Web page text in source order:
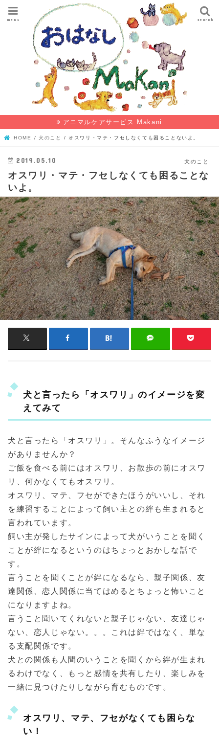
search
menu
アニマルケアサービス Makani
HOME 犬のこと オスワリ・マテ・フセしなくても困ることないよ。
犬のこと
2019.05.10
オスワリ・マテ・フセしなくても困ることな
いよ。
犬と言ったら「オスワリ」のイメージを変
えてみて
犬と言ったら「オスワリ」。そんなふうなイメージ
がありませんか？
ご飯を食べる前にはオスワリ、お散歩の前にオスワ
リ、何かなくてもオスワリ。
オスワリ、マテ、フセができたほうがいいし、それ
を練習することによって飼い主との絆も生まれると
言われています。
飼い主が発したサインによって犬がいうことを聞く
ことが絆になるというのはちょっとおかしな話で
す。
言うことを聞くことが絆になるなら、親子関係、友
達関係、恋人関係に当てはめるとちょっと怖いこと
になりますよね。
言うこと聞いてくれないと親子じゃない、友達じゃ
ない、恋人じゃない。。。これは絆ではなく、単な
る支配関係です。
犬との関係も人間のいうことを聞くから絆が生まれ
るわけでなく、もっと感情を共有したり、楽しみを
一緒に見つけたりしながら育むものです。
オスワリ、マテ、フセがなくても困らな
い！